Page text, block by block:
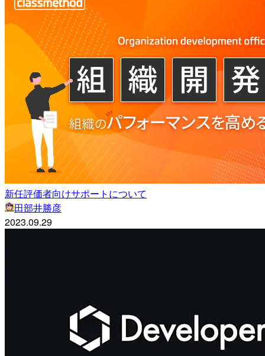
新任評価者向けサポートについて
田部井勝彦
2023.09.29